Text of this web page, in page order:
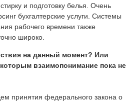
и подготовку белья. Очень
бухгалтерские услуги. Системы
рабочего времени также
широко.
на данный момент? Или
взаимопонимание пока не
принятия федерального закона о